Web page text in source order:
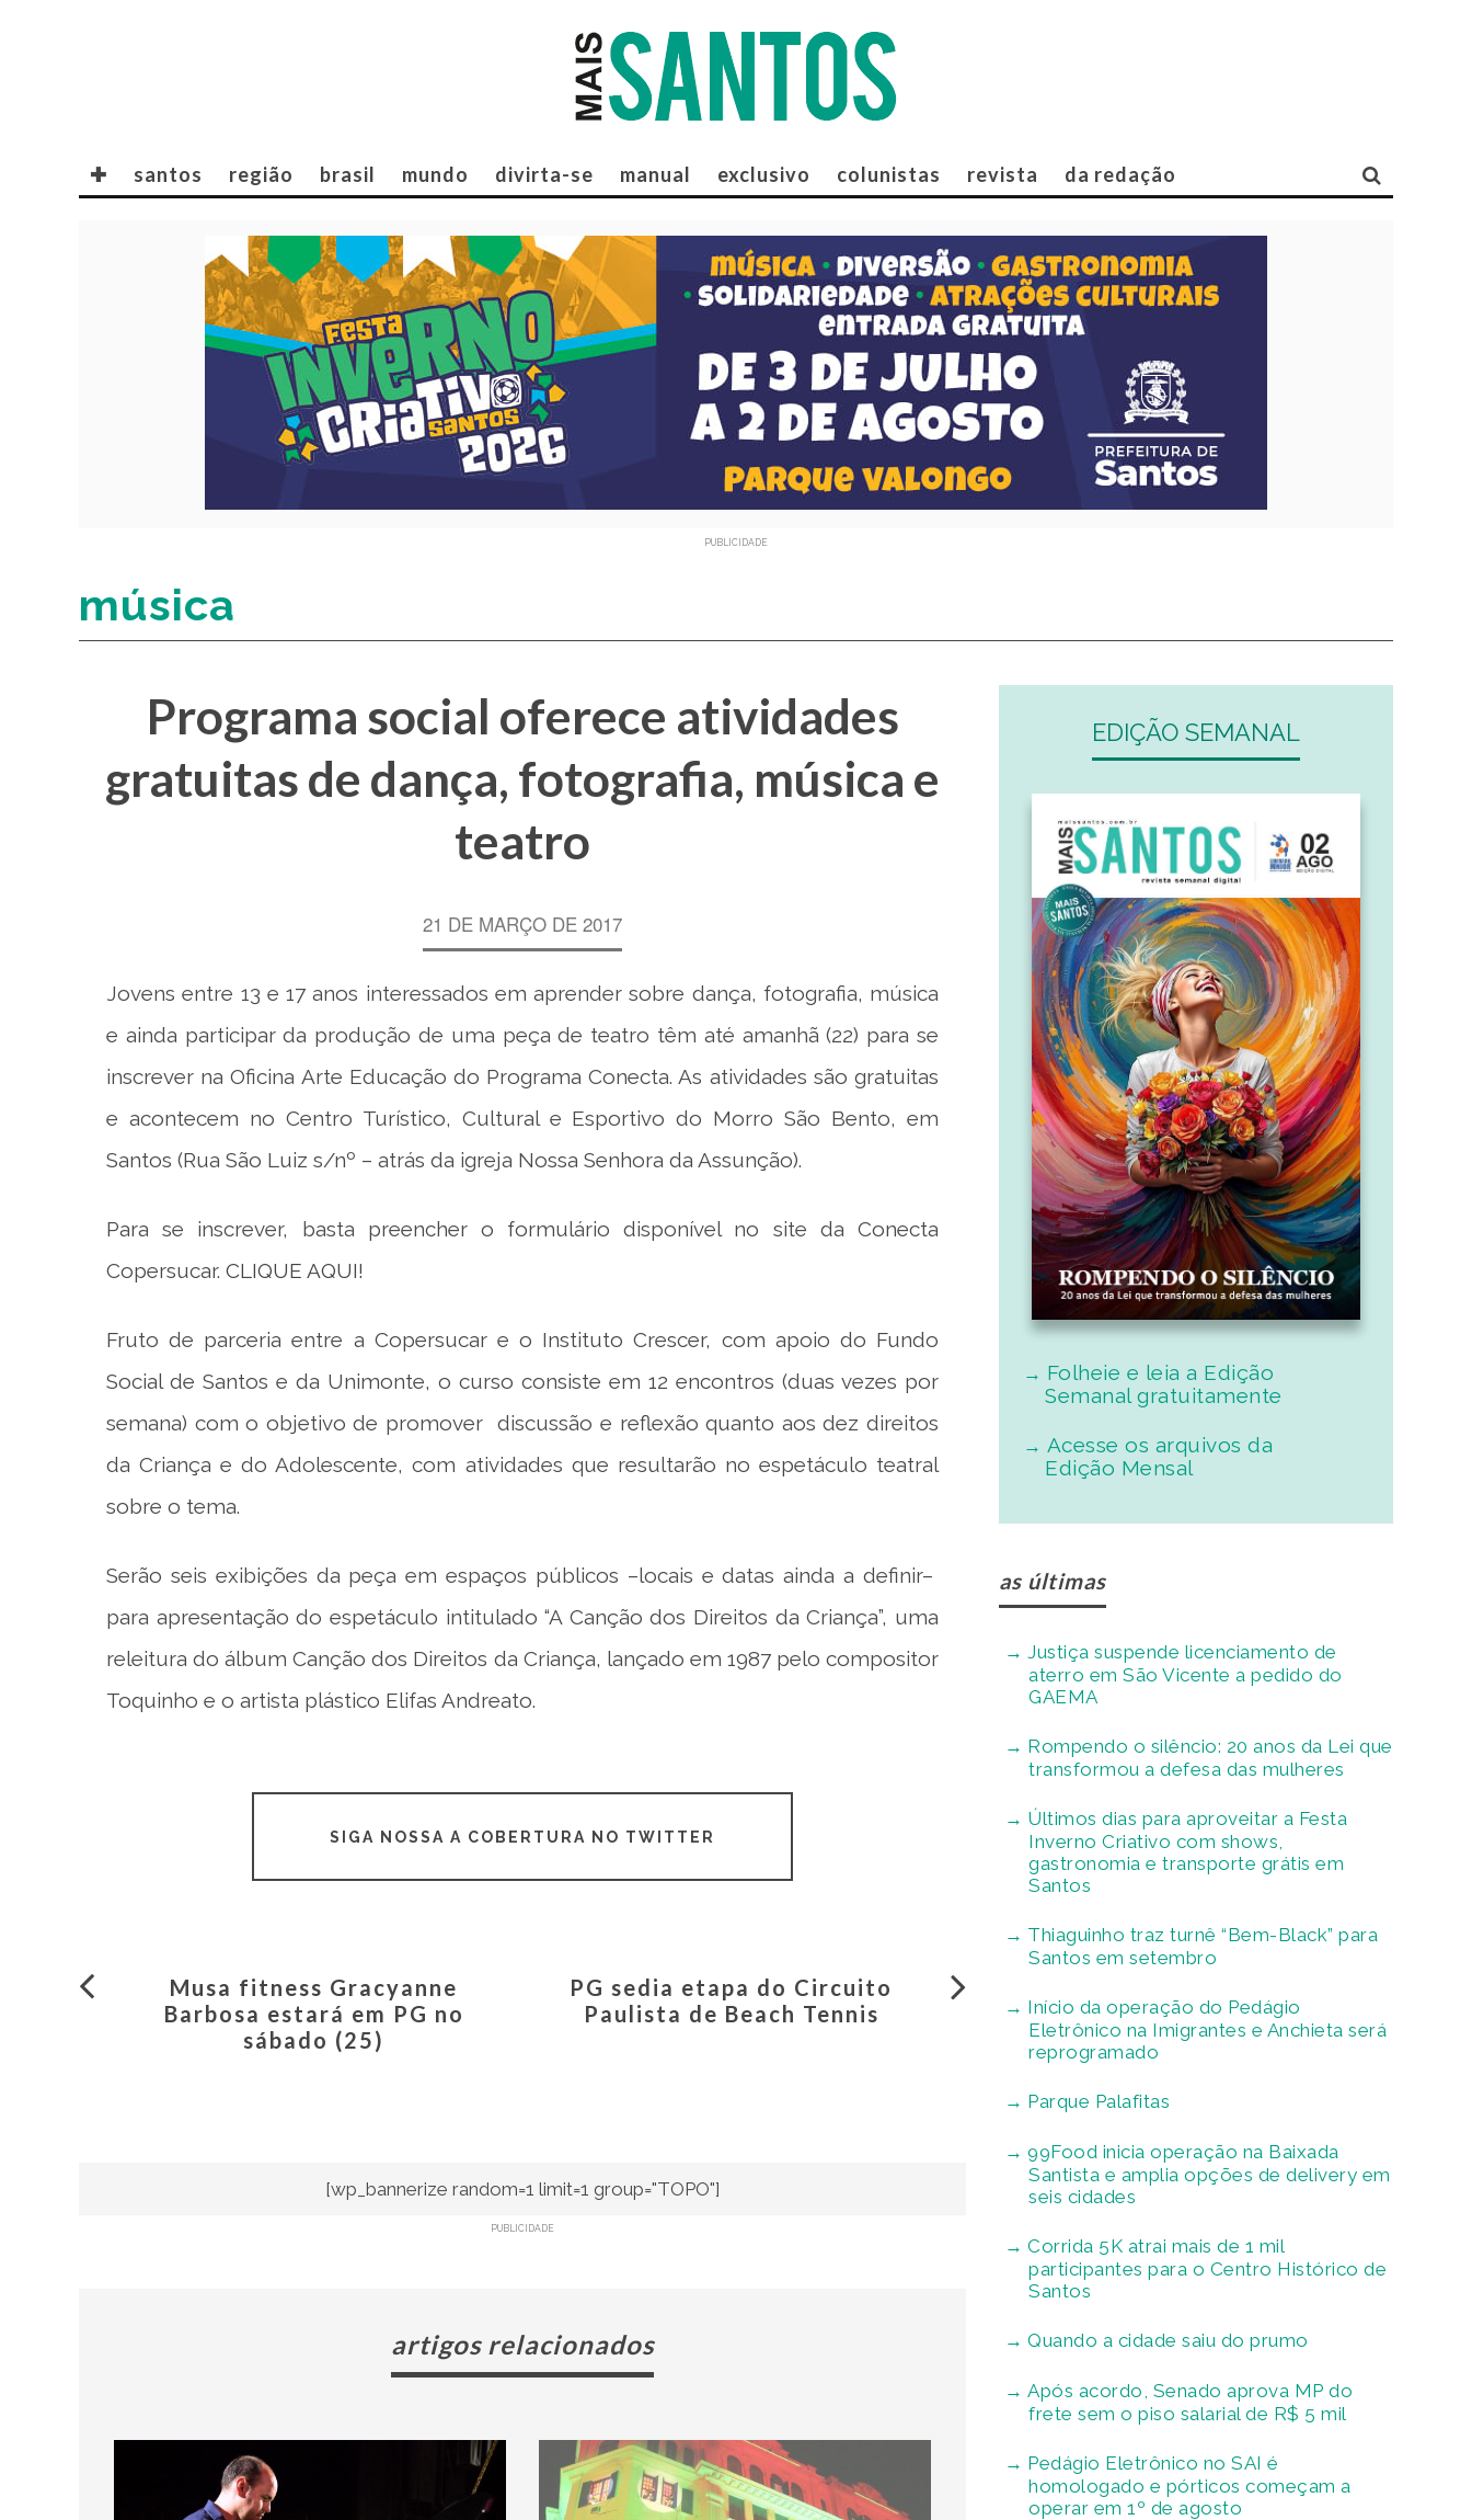
✚ santos região brasil mundo divirta-se manual exclusivo colunistas revista da redação
PUBLICIDADE
música
Programa social oferece atividades
gratuitas de dança, fotografia, música e
teatro
21 DE MARÇO DE 2017
Jovens entre 13 e 17 anos interessados em aprender sobre dança, fotografia, música
e ainda participar da produção de uma peça de teatro têm até amanhã (22) para se
inscrever na Oficina Arte Educação do Programa Conecta. As atividades são gratuitas
e acontecem no Centro Turístico, Cultural e Esportivo do Morro São Bento, em
Santos (Rua São Luiz s/nº – atrás da igreja Nossa Senhora da Assunção).
Para se inscrever, basta preencher o formulário disponível no site da Conecta
Copersucar. CLIQUE AQUI!
Fruto de parceria entre a Copersucar e o Instituto Crescer, com apoio do Fundo
Social de Santos e da Unimonte, o curso consiste em 12 encontros (duas vezes por
semana) com o objetivo de promover discussão e reflexão quanto aos dez direitos
da Criança e do Adolescente, com atividades que resultarão no espetáculo teatral
sobre o tema.
Serão seis exibições da peça em espaços públicos –locais e datas ainda a definir–
para apresentação do espetáculo intitulado “A Canção dos Direitos da Criança”, uma
releitura do álbum Canção dos Direitos da Criança, lançado em 1987 pelo compositor
Toquinho e o artista plástico Elifas Andreato.
SIGA NOSSA A COBERTURA NO TWITTER
Musa fitness Gracyanne
Barbosa estará em PG no
sábado (25)
PG sedia etapa do Circuito
Paulista de Beach Tennis
[wp_bannerize random=1 limit=1 group="TOPO"]
PUBLICIDADE
artigos relacionados
EDIÇÃO SEMANAL
Folheie e leia a Edição
Semanal gratuitamente
Acesse os arquivos da
Edição Mensal
as últimas
Justiça suspende licenciamento de
aterro em São Vicente a pedido do
GAEMA
Rompendo o silêncio: 20 anos da Lei que
transformou a defesa das mulheres
Últimos dias para aproveitar a Festa
Inverno Criativo com shows,
gastronomia e transporte grátis em
Santos
Thiaguinho traz turnê “Bem-Black” para
Santos em setembro
Início da operação do Pedágio
Eletrônico na Imigrantes e Anchieta será
reprogramado
Parque Palafitas
99Food inicia operação na Baixada
Santista e amplia opções de delivery em
seis cidades
Corrida 5K atrai mais de 1 mil
participantes para o Centro Histórico de
Santos
Quando a cidade saiu do prumo
Após acordo, Senado aprova MP do
frete sem o piso salarial de R$ 5 mil
Pedágio Eletrônico no SAI é
homologado e pórticos começam a
operar em 1º de agosto